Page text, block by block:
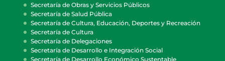
Secretaría de Obras y Servicios Públicos
Secretaría de Salud Pública
Secretaría de Cultura, Educación, Deportes y Recreación
Secretaría de Cultura
Secretaría de Delegaciones
Secretaría de Desarrollo e Integración Social
Secretaría de Desarrollo Económico Sustentable